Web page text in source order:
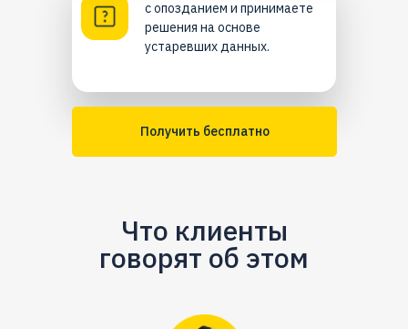
с опозданием и принимаете
решения на основе
устаревших данных.
Получить бесплатно
Что клиенты
говорят об этом